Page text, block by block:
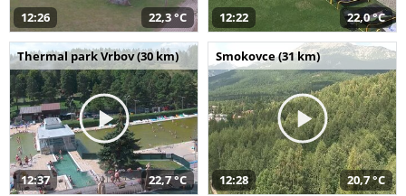
12:26 22,3 °C 12:22 22,0 °C
Thermal park Vrbov (30 km)
12:37 22,7 °C
Smokovce (31 km)
12:28 20,7 °C